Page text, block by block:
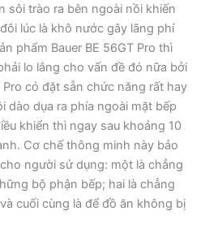
sôi trào ra bên ngoài nồi khiến
lúc là khô nước gây lãng phí
phẩm Bauer BE 56GT Pro thì
lo lắng cho vấn đề đó nữa bởi
Pro có đặt sẵn chức năng rất hay
dào dụa ra phía ngoài mặt bếp
khiển thì ngay sau khoảng 10
Cơ chế thông minh này bảo
người sử dụng: một là chẳng
bộ phận bếp; hai là chẳng
cuối cùng là để đồ ăn không bị